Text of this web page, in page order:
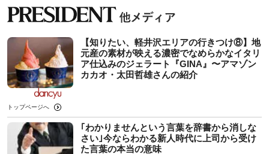
【知りたい、軽井沢エリアの行きつけ⑧】地
元産の素材が映える濃密でなめらかなイタリ
ア仕込みのジェラート『GINA』〜アマゾン
カカオ・太田哲雄さんの紹介
トップページへ
｢わかりませんという言葉を辞書から消しな
さい｣今ならわかる新人時代に上司から受け
た言葉の本当の意味